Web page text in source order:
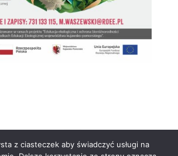
z ciasteczek aby świadczyć usługi na